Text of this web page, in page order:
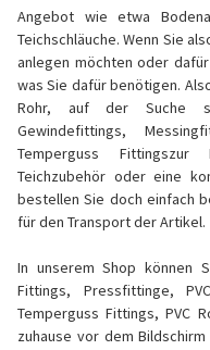
Angebot wie etwa
Teichschläuche. Wenn Sie
anlegen möchten oder
was Sie dafür benötigen.
Rohr, auf der Suche
Gewindefittings,
Temperguss
Teichzubehör oder eine
bestellen Sie doch einfach
für den Transport der Artikel.
In unserem Shop können
Fittings, Pressfittinge,
Temperguss Fittings, PVC
zuhause vor dem